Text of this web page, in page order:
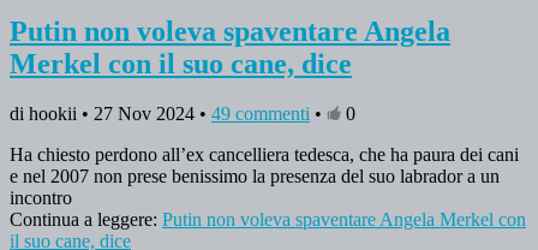
Putin non voleva spaventare Angela
Merkel con il suo cane, dice
di hookii • 27 Nov 2024 • 49 commenti •
0
Ha chiesto perdono all’ex cancelliera tedesca, che ha paura dei cani
e nel 2007 non prese benissimo la presenza del suo labrador a un
incontro
Continua a leggere: Putin non voleva spaventare Angela Merkel con
il suo cane, dice